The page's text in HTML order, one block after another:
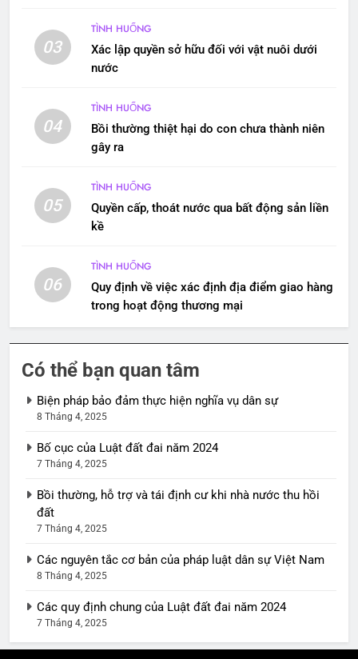
03
TÌNH HUỐNG
Xác lập quyền sở hữu đối với vật nuôi dưới
nước
04
TÌNH HUỐNG
Bồi thường thiệt hại do con chưa thành niên
gây ra
05
TÌNH HUỐNG
Quyền cấp, thoát nước qua bất động sản liền
kề
06
TÌNH HUỐNG
Quy định về việc xác định địa điểm giao hàng
trong hoạt động thương mại
Có thể bạn quan tâm
Biện pháp bảo đảm thực hiện nghĩa vụ dân sự
8 Tháng 4, 2025
Bố cục của Luật đất đai năm 2024
7 Tháng 4, 2025
Bồi thường, hỗ trợ và tái định cư khi nhà nước thu hồi
đất
7 Tháng 4, 2025
Các nguyên tắc cơ bản của pháp luật dân sự Việt Nam
8 Tháng 4, 2025
Các quy định chung của Luật đất đai năm 2024
7 Tháng 4, 2025